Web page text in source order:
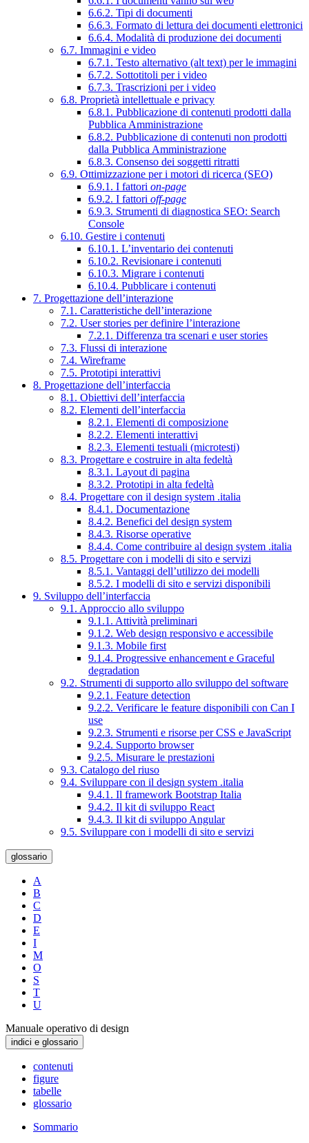
6.6.2. Tipi di documenti
6.6.3. Formato di lettura dei documenti elettronici
6.6.4. Modalità di produzione dei documenti
6.7. Immagini e video
6.7.1. Testo alternativo (alt text) per le immagini
6.7.2. Sottotitoli per i video
6.7.3. Trascrizioni per i video
6.8. Proprietà intellettuale e privacy
6.8.1. Pubblicazione di contenuti prodotti dalla
Pubblica Amministrazione
6.8.2. Pubblicazione di contenuti non prodotti
dalla Pubblica Amministrazione
6.8.3. Consenso dei soggetti ritratti
6.9. Ottimizzazione per i motori di ricerca (SEO)
6.9.1. I fattori on-page
6.9.2. I fattori off-page
6.9.3. Strumenti di diagnostica SEO: Search
Console
6.10. Gestire i contenuti
6.10.1. L’inventario dei contenuti
6.10.2. Revisionare i contenuti
6.10.3. Migrare i contenuti
6.10.4. Pubblicare i contenuti
7. Progettazione dell’interazione
7.1. Caratteristiche dell’interazione
7.2. User stories per definire l’interazione
7.2.1. Differenza tra scenari e user stories
7.3. Flussi di interazione
7.4. Wireframe
7.5. Prototipi interattivi
8. Progettazione dell’interfaccia
8.1. Obiettivi dell’interfaccia
8.2. Elementi dell’interfaccia
8.2.1. Elementi di composizione
8.2.2. Elementi interattivi
8.2.3. Elementi testuali (microtesti)
8.3. Progettare e costruire in alta fedeltà
8.3.1. Layout di pagina
8.3.2. Prototipi in alta fedeltà
8.4. Progettare con il design system .italia
8.4.1. Documentazione
8.4.2. Benefici del design system
8.4.3. Risorse operative
8.4.4. Come contribuire al design system .italia
8.5. Progettare con i modelli di sito e servizi
8.5.1. Vantaggi dell’utilizzo dei modelli
8.5.2. I modelli di sito e servizi disponibili
9. Sviluppo dell’interfaccia
9.1. Approccio allo sviluppo
9.1.1. Attività preliminari
9.1.2. Web design responsivo e accessibile
9.1.3. Mobile first
9.1.4. Progressive enhancement e Graceful
degradation
9.2. Strumenti di supporto allo sviluppo del software
9.2.1. Feature detection
9.2.2. Verificare le feature disponibili con Can I
use
9.2.3. Strumenti e risorse per CSS e JavaScript
9.2.4. Supporto browser
9.2.5. Misurare le prestazioni
9.3. Catalogo del riuso
9.4. Sviluppare con il design system .italia
9.4.1. Il framework Bootstrap Italia
9.4.2. Il kit di sviluppo React
9.4.3. Il kit di sviluppo Angular
9.5. Sviluppare con i modelli di sito e servizi
glossario
A
B
C
D
E
I
M
O
S
T
U
Manuale operativo di design
indici e glossario
contenuti
figure
tabelle
glossario
Sommario